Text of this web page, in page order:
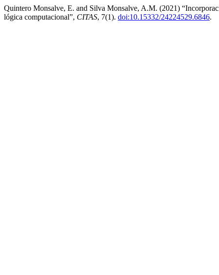
Quintero Monsalve, E. and Silva Monsalve, A.M. (2021)
lógica computacional”, CITAS, 7(1). doi:10.15332/24224529.6846.